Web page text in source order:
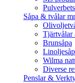
Pulverbets
Såpa & tvålar
Tjärtvålar
Brunsåpa
Wilma
Diverse
Penslar &